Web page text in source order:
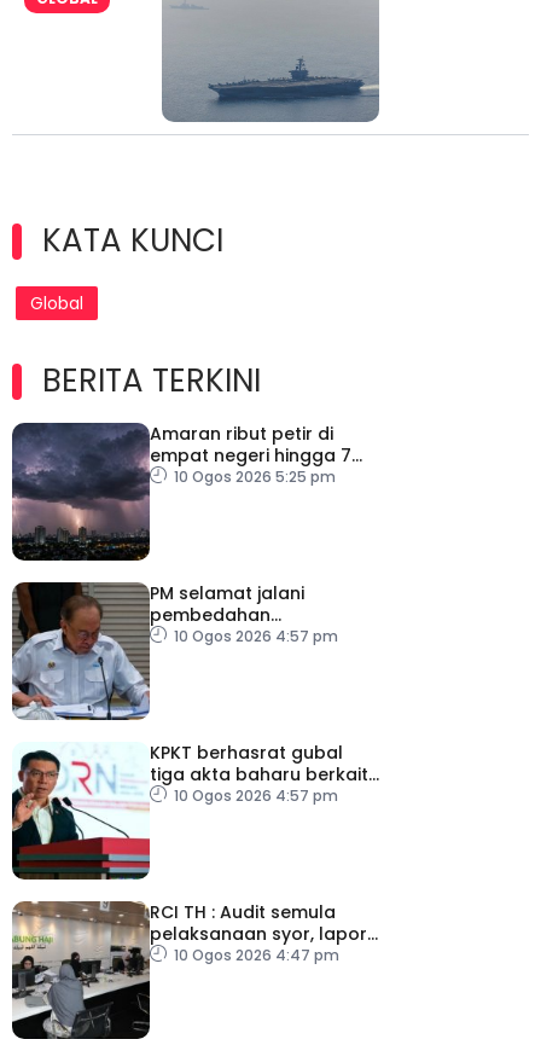
KATA KUNCI
Global
BERITA TERKINI
Amaran ribut petir di
empat negeri hingga 7
malam
10 Ogos 2026 5:25 pm
PM selamat jalani
pembedahan
laparoskopi rawat hernia
10 Ogos 2026 4:57 pm
KPKT berhasrat gubal
tiga akta baharu berkait
perumahan
10 Ogos 2026 4:57 pm
RCI TH : Audit semula
pelaksanaan syor, lapor
secara terus
10 Ogos 2026 4:47 pm